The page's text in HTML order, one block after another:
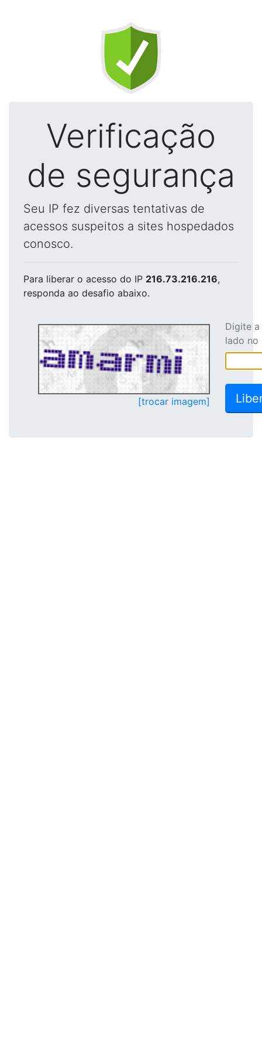
Verificação
de segurança
Seu IP fez diversas tentativas de
acessos suspeitos a sites hospedados
conosco.
Para liberar o acesso do IP 216.73.216.216,
responda ao desafio abaixo.
[trocar imagem]
Digite
lado no